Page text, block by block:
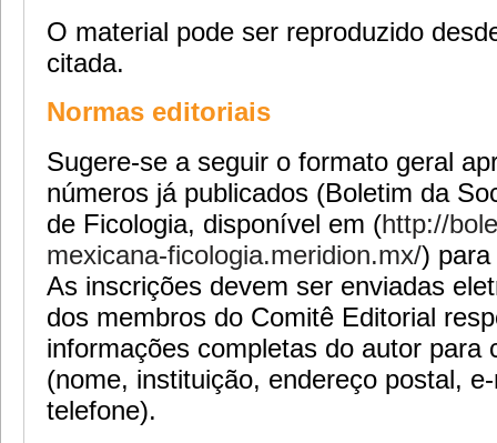
O material pode ser reproduzido
citada.
Normas editoriais
Sugere-se a seguir o formato geral
números já publicados (Boletim da
de Ficologia, disponível em (http://
mexicana-ficologia.meridion.mx/)
As inscrições devem ser enviadas
dos membros do Comitê Editorial
informações completas do autor para
(nome, instituição, endereço postal,
telefone).